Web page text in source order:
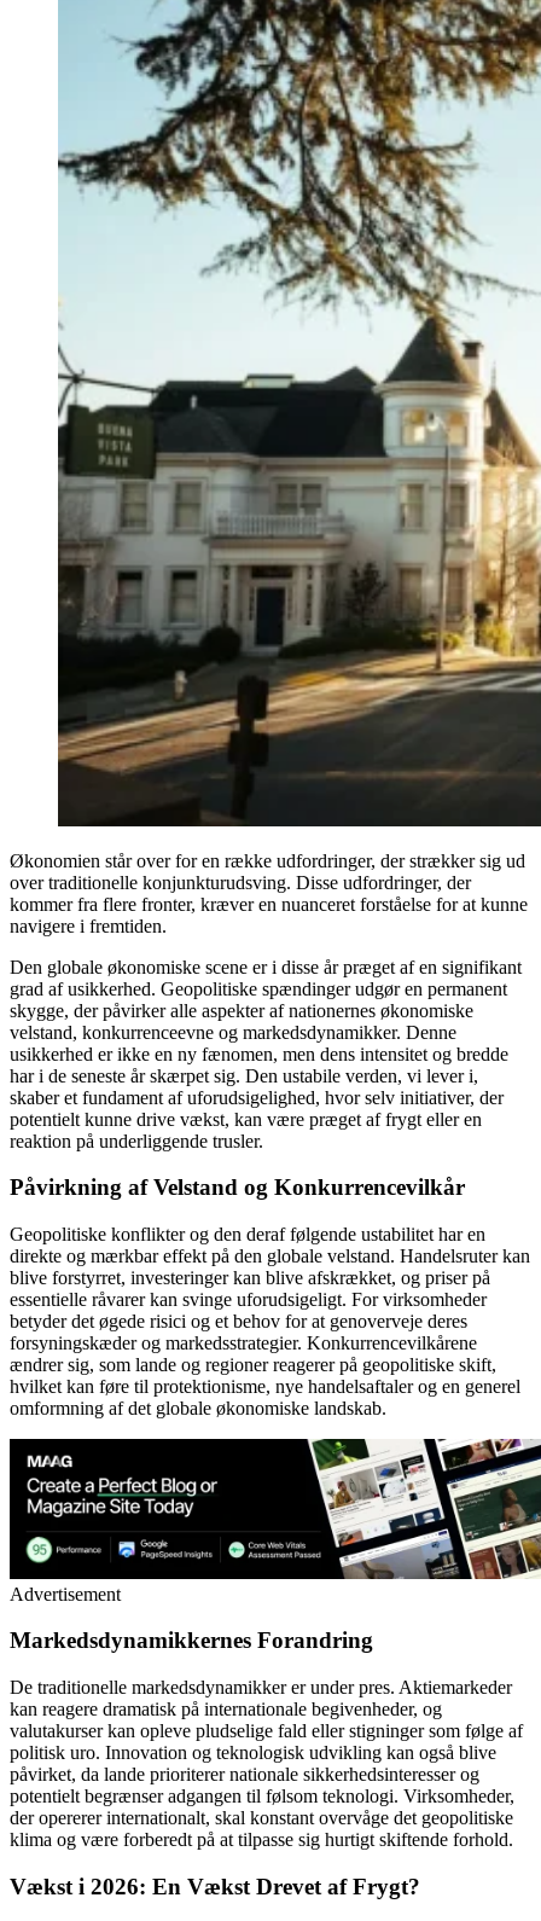
Økonomien står over for en række udfordringer, der strækker sig ud
over traditionelle konjunkturudsving. Disse udfordringer, der
kommer fra flere fronter, kræver en nuanceret forståelse for at kunne
navigere i fremtiden.
Den globale økonomiske scene er i disse år præget af en signifikant
grad af usikkerhed. Geopolitiske spændinger udgør en permanent
skygge, der påvirker alle aspekter af nationernes økonomiske
velstand, konkurrenceevne og markedsdynamikker. Denne
usikkerhed er ikke en ny fænomen, men dens intensitet og bredde
har i de seneste år skærpet sig. Den ustabile verden, vi lever i,
skaber et fundament af uforudsigelighed, hvor selv initiativer, der
potentielt kunne drive vækst, kan være præget af frygt eller en
reaktion på underliggende trusler.
Påvirkning af Velstand og Konkurrencevilkår
Geopolitiske konflikter og den deraf følgende ustabilitet har en
direkte og mærkbar effekt på den globale velstand. Handelsruter kan
blive forstyrret, investeringer kan blive afskrækket, og priser på
essentielle råvarer kan svinge uforudsigeligt. For virksomheder
betyder det øgede risici og et behov for at genoverveje deres
forsyningskæder og markedsstrategier. Konkurrencevilkårene
ændrer sig, som lande og regioner reagerer på geopolitiske skift,
hvilket kan føre til protektionisme, nye handelsaftaler og en generel
omformning af det globale økonomiske landskab.
Advertisement
Markedsdynamikkernes Forandring
De traditionelle markedsdynamikker er under pres. Aktiemarkeder
kan reagere dramatisk på internationale begivenheder, og
valutakurser kan opleve pludselige fald eller stigninger som følge af
politisk uro. Innovation og teknologisk udvikling kan også blive
påvirket, da lande prioriterer nationale sikkerhedsinteresser og
potentielt begrænser adgangen til følsom teknologi. Virksomheder,
der opererer internationalt, skal konstant overvåge det geopolitiske
klima og være forberedt på at tilpasse sig hurtigt skiftende forhold.
Vækst i 2026: En Vækst Drevet af Frygt?